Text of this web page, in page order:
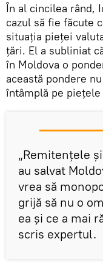
În al cincilea rând,
cazul să fie făcute
situația pieței
țări. El a subliniat
în Moldova o
această pondere
întâmplă pe
„Remitențele
au salvat
vrea să
grijă să nu o
ea și ce a mai
scris expertul.